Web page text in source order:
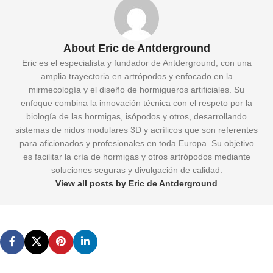
About Eric de Antderground
Eric es el especialista y fundador de Antderground, con una
amplia trayectoria en artrópodos y enfocado en la
mirmecología y el diseño de hormigueros artificiales. Su
enfoque combina la innovación técnica con el respeto por la
biología de las hormigas, isópodos y otros, desarrollando
sistemas de nidos modulares 3D y acrílicos que son referentes
para aficionados y profesionales en toda Europa. Su objetivo
es facilitar la cría de hormigas y otros artrópodos mediante
soluciones seguras y divulgación de calidad.
View all posts by Eric de Antderground